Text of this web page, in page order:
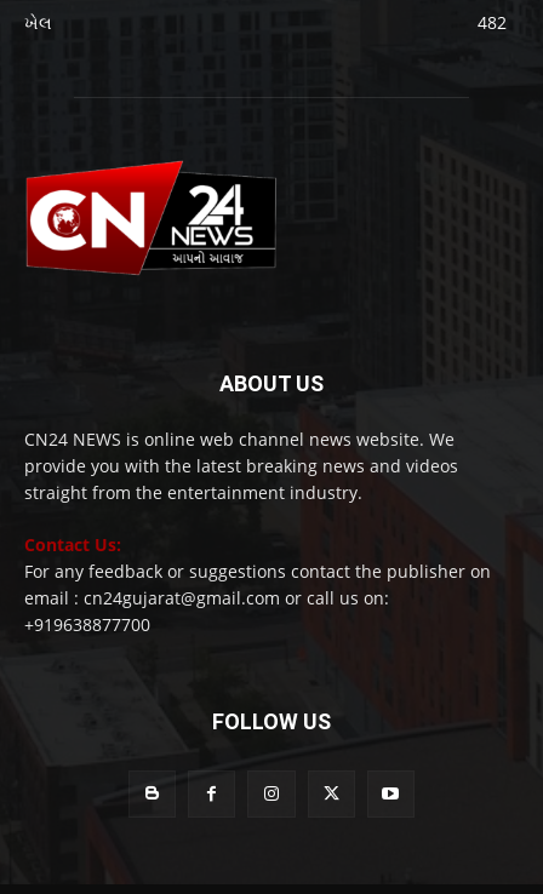
ખેલ
482
ABOUT US
CN24 NEWS is online web channel news website. We
provide you with the latest breaking news and videos
straight from the entertainment industry.
Contact Us:
For any feedback or suggestions contact the publisher on
email : cn24gujarat@gmail.com or call us on:
+919638877700
FOLLOW US